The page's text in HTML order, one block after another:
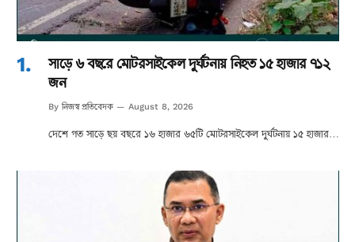
সাড়ে ৬ বছরে মোটরসাইকেল দুর্ঘটনায় নিহত ১৫ হাজার ৭১২
জন
By নিজস্ব প্রতিবেদক August 8, 2026
দেশে গত সাড়ে ছয় বছরে ১৬ হাজার ৬৫টি মোটরসাইকেল দুর্ঘটনায় ১৫ হাজার…